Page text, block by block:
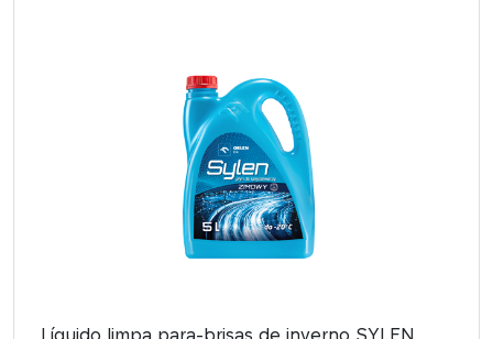
Líquido limpa para-brisas de inverno SYLEN